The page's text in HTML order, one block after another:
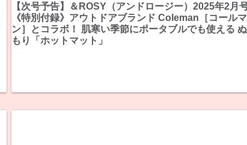
【次号予告】＆ROSY（アンドロージー）2025年2月
《特別付録》アウトドアブランド Coleman［コールマ
ン］とコラボ！ 肌寒い季節にポータブルでも使える
もり「ホットマット」